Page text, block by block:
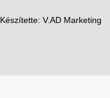
Készítette: V.AD Marketing